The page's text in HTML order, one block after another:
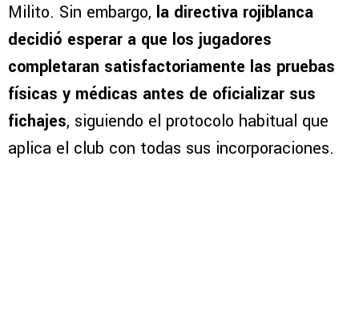
Milito. Sin embargo, la directiva rojiblanca
decidió esperar a que los jugadores
completaran satisfactoriamente las pruebas
físicas y médicas antes de oficializar sus
fichajes, siguiendo el protocolo habitual que
aplica el club con todas sus incorporaciones.